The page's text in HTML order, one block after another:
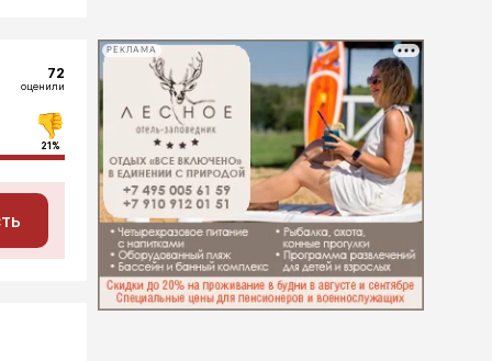
72
оценили
21%
РЕКЛАМА